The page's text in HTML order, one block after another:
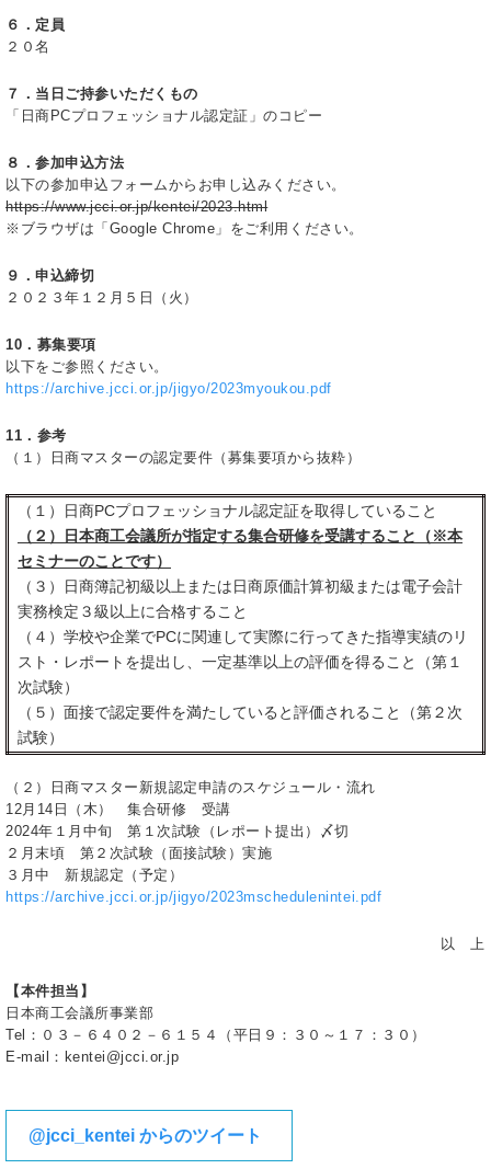
６．定員
２０名
７．当日ご持参いただくもの
「日商PCプロフェッショナル認定証」のコピー
８．参加申込方法
以下の参加申込フォームからお申し込みください。
https://www.jcci.or.jp/kentei/2023.html
※ブラウザは「Google Chrome」をご利用ください。
９．申込締切
２０２３年１２月５日（火）
10 ．募集要項
以下をご参照ください。
https://archive.jcci.or.jp/jigyo/2023myoukou.pdf
11 ．参考
（１）日商マスターの認定要件（募集要項から抜粋）
（１）日商PCプロフェッショナル認定証を取得していること
（２）日本商工会議所が指定する集合研修を受講すること（※本
セミナーのことです）
（３）日商簿記初級以上または日商原価計算初級または電子会計
実務検定３級以上に合格すること
（４）学校や企業でPCに関連して実際に行ってきた指導実績のリ
スト・レポートを提出し、一定基準以上の評価を得ること（第１
次試験）
（５）面接で認定要件を満たしていると評価されること（第２次
試験）
（２）日商マスター新規認定申請のスケジュール・流れ
12月14日（木） 集合研修 受講
2024年１月中旬 第１次試験（レポート提出）〆切
２月末頃 第２次試験（面接試験）実施
３月中 新規認定（予定）
https://archive.jcci.or.jp/jigyo/2023mschedulenintei.pdf
以 上
【本件担当】
日本商工会議所事業部
Tel：０３－６４０２－６１５４（平日９：３０～１７：３０）
E-mail：kentei@jcci.or.jp
@jcci_kentei からのツイート